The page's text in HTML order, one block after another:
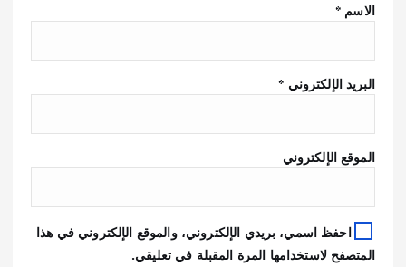
الاسم *
البريد الإلكتروني *
الموقع الإلكتروني
احفظ اسمي، بريدي الإلكتروني، والموقع الإلكتروني في هذا
المتصفح لاستخدامها المرة المقبلة في تعليقي.